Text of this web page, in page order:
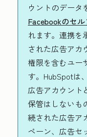
ウントのデータ
Facebookのセ
れます。連携を
された広告アカ
権限を含むユー
す。HubSpotは
広告アカウント
保管はしないも
続された広告ア
ペーン、広告セ